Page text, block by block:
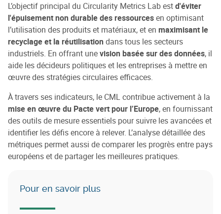
L’objectif principal du Circularity Metrics Lab estd'éviter
l'épuisement non durable des ressourcesen optimisant
l’utilisation des produits et matériaux, et en maximisant le
recyclage et la réutilisation dans tous les secteurs
industriels. En offrant unevision basée sur des données, il
aide les décideurs politiques et les entreprises à mettre en
œuvre des stratégies circulaires efficaces.
À travers ses indicateurs, le CML contribue activement à la
mise en œuvre du Pacte vert pour l’Europe, en fournissant
des outils de mesure essentiels pour suivre les avancées et
identifier les défis encore à relever. L’analyse détaillée des
métriques permet aussi de comparer les progrès entre pays
européens et de partager les meilleures pratiques.
Pour en savoir plus